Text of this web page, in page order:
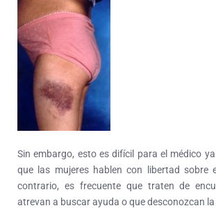
Sin embargo, esto es difícil para el médico
que las mujeres hablen con libertad sobre
contrario, es frecuente que traten de
atrevan a buscar ayuda o que desconozcan